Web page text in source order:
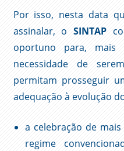
Por isso, nesta data
assinalar, oSINTAP
oportuno para,
necessidade de
permitam prosseguir
adequação à evolução
a celebração de
regime